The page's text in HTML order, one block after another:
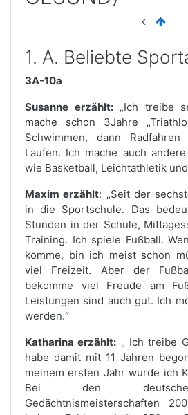
1. A. Beliebte
3A-10a
Susanne erzählt:„Ich treibe
mache schon 3Jahre
Schwimmen, dann
Laufen. Ich mache auch
wie Basketball, Leichtathletik
Maxim erzählt: „Seit der
in die Sportschule. Das
Stunden in der Schule,
Training. Ich spiele Fußball.
komme, bin ich meist schon
viel Freizeit. Aber der
bekomme viel Freude am
Leistungen sind auch gut. Ich
werden.“
Katharina erzählt: „ Ich treibe
habe damit mit 11 Jahren
meinem ersten Jahr wurde ich
Bei den
Gedächtnismeisterschaften